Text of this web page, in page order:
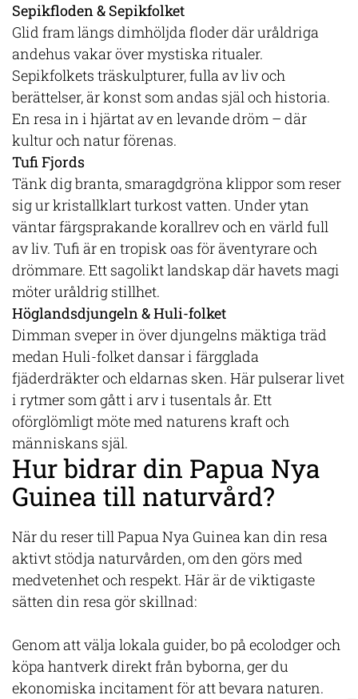
Sepikfloden & Sepikfolket
Glid fram längs dimhöljda floder där uråldriga
andehus vakar över mystiska ritualer.
Sepikfolkets träskulpturer, fulla av liv och
berättelser, är konst som andas själ och historia.
En resa in i hjärtat av en levande dröm – där
kultur och natur förenas.
Tufi Fjords
Tänk dig branta, smaragdgröna klippor som reser
sig ur kristallklart turkost vatten. Under ytan
väntar färgsprakande korallrev och en värld full
av liv. Tufi är en tropisk oas för äventyrare och
drömmare. Ett sagolikt landskap där havets magi
möter uråldrig stillhet.
Höglandsdjungeln & Huli-folket
Dimman sveper in över djungelns mäktiga träd
medan Huli-folket dansar i färgglada
fjäderdräkter och eldarnas sken. Här pulserar livet
i rytmer som gått i arv i tusentals år. Ett
oförglömligt möte med naturens kraft och
människans själ.
Hur bidrar din Papua Nya
Guinea till naturvård?
När du reser till Papua Nya Guinea kan din resa
aktivt stödja naturvården, om den görs med
medvetenhet och respekt. Här är de viktigaste
sätten din resa gör skillnad:
Genom att välja lokala guider, bo på ecolodger och
köpa hantverk direkt från byborna, ger du
ekonomiska incitament för att bevara naturen.